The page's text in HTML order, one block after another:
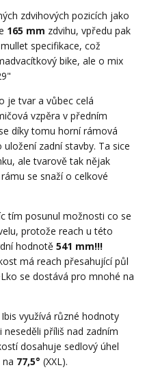
zdvihových pozicích jako
165 mm zdvihu, vpředu pak
specifikace, což
bike, ale o mix
je tvar a vůbec celá
vzpěra v předním
díky tomu horní rámová
zadní stavby. Ta sice
ale tvarově tak nějak
se snaží o celkové
tím posunul možnosti co se
protože reach u této
hodnotě 541 mm!!!
má reach přesahující půl
se dostává pro mnohé na
využívá různé hodnoty
příliš nad zadním
dosahuje sedlový úhel
77,5° (XXL).